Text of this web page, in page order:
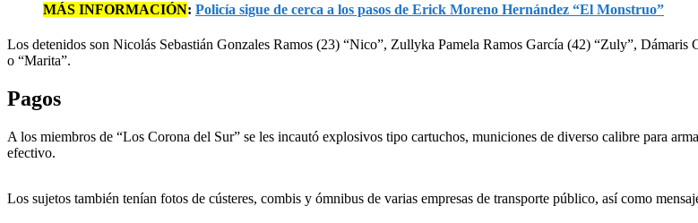
MÁS INFORMACIÓN: Policía sigue de cerca a los pasos de Erick Moreno Hernández “El Monstruo”
Los detenidos son Nicolás Sebastián Gonzales Ramos (23) “Nico”, Zullyka Pamela Ramos García (42) “Zuly”,
o “Marita”.
Pagos
A los miembros de “Los Corona del Sur” se les incautó explosivos tipo cartuchos, municiones de diverso calibre para
efectivo.
Los sujetos también tenían fotos de cústeres, combis y ómnibus de varias empresas de transporte público, así como